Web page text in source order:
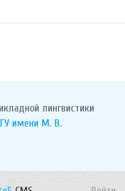
лингвистики
имени М. В.